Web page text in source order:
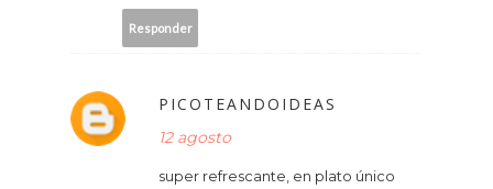
Responder
PICOTEANDOIDEAS
12 agosto
super refrescante, en plato único